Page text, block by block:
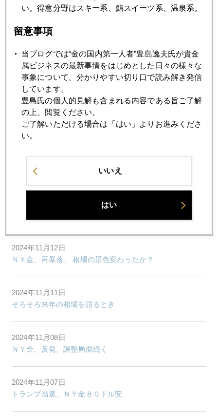
ＮＹ金、２６００ドル台回復
2024年11月18日
２５００ドル台、値固め、続く
2024年11月15日
ＮＹ金、２５００ドル台で値固め
2024年11月14日
ＮＹ金、本格的に２５００ドル台へ続落
2024年11月12日
ＮＹ金、再暴落、 相場の景色変わったか？
2024年11月11日
そろそろ来年の相場を語るとき
2024年11月08日
ＮＹ金、反発、調整局面続く
2024年11月07日
トランプ当選、ＮＹ金８０ドル安
い。得意分野はスキー系、鮨スイーツ系、温泉系。
留意事項
当ブログでは“金の国内第一人者”豊島逸夫氏が貴金
属ビジネスの最新事情をはじめとした日々の様々な
事象について、分かりやすい切り口で読み解き発信
しています。
豊島氏の個人的見解も含まれる内容である旨ご了解
の上、閲覧ください。
ご了解いただける場合は「はい」よりお進みくださ
い。
いいえ
はい